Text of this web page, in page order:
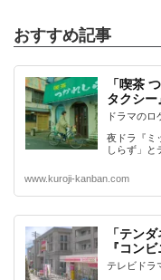
おすすめ記事
「喫茶
タクシー
ドラマのロ
夜ドラ『ミ
しらず」と
www.kuroji-kanban.com
「テン
『コン
テレビドラ